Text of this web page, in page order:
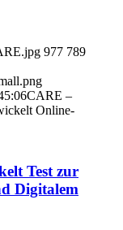
977 789
CARE –
Online-
Test zur
Digitalem